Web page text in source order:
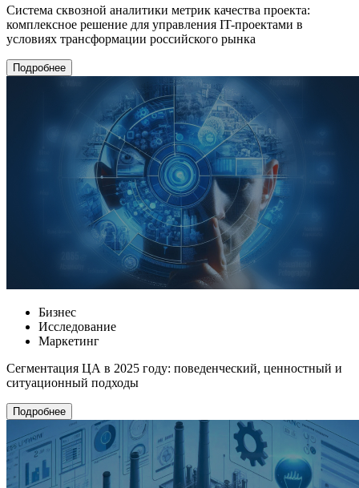
Система сквозной аналитики метрик качества проекта:
комплексное решение для управления IT-проектами в
условиях трансформации российского рынка
Подробнее
Бизнес
Исследование
Маркетинг
Сегментация ЦА в 2025 году: поведенческий, ценностный и
ситуационный подходы
Подробнее